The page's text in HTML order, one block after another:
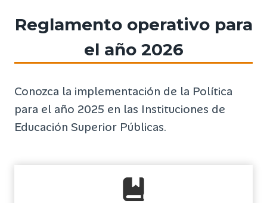
Reglamento operativo para
el año 2026
Conozca la implementación de la Política
para el año 2025 en las Instituciones de
Educación Superior Públicas.